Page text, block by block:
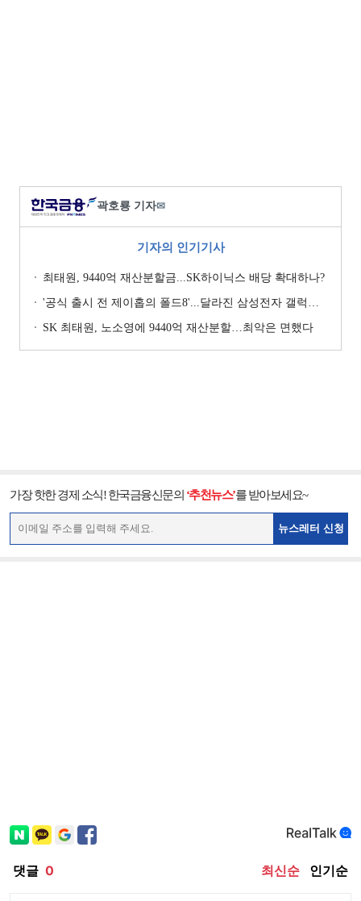
곽호룡 기자✉
기자의 인기기사
최태원, 9440억 재산분할금...SK하이닉스 배당 확대하나?
'공식 출시 전 제이홉의 폴드8'...달라진 삼성전자 갤럭시 마케팅?
SK 최태원, 노소영에 9440억 재산분할…최악은 면했다
가장 핫한 경제 소식! 한국금융신문의 ‘추천뉴스’를 받아보세요~
뉴스레터 신청